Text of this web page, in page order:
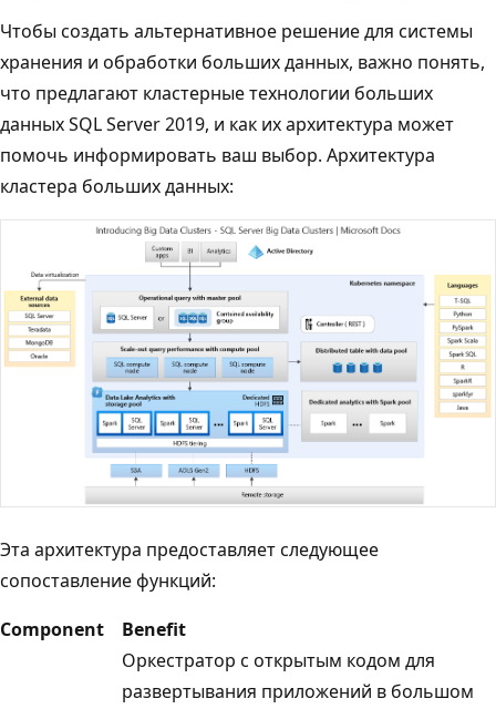
Чтобы создать альтернативное решение для системы
хранения и обработки больших данных, важно понять,
что предлагают кластерные технологии больших
данных SQL Server 2019, и как их архитектура может
помочь информировать ваш выбор. Архитектура
кластера больших данных:
Эта архитектура предоставляет следующее
сопоставление функций:
Component
Benefit
Оркестратор с открытым кодом для
развертывания приложений в большом